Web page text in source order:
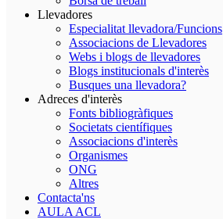
Llevadores
Especialitat llevadora/Funcions
Associacions de Llevadores
Webs i blogs de llevadores
Blogs institucionals d'interès
Busques una llevadora?
Adreces d'interès
Fonts bibliogràfiques
Societats científiques
Associacions d'interès
Organismes
ONG
Altres
Contacta'ns
AULA ACL